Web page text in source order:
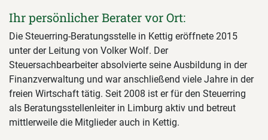
Ihr persönlicher Berater vor Ort:
Die Steuerring-Beratungsstelle in Kettig eröffnete 2015
unter der Leitung von Volker Wolf. Der
Steuersachbearbeiter absolvierte seine Ausbildung in der
Finanzverwaltung und war anschließend viele Jahre in der
freien Wirtschaft tätig. Seit 2008 ist er für den Steuerring
als Beratungsstellenleiter in Limburg aktiv und betreut
mittlerweile die Mitglieder auch in Kettig.